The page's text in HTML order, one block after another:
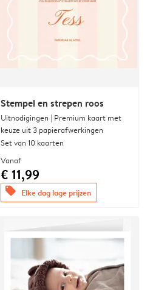
Stempel en strepen roos
Uitnodigingen | Premium kaart met
keuze uit 3 papierafwerkingen
Set van 10 kaarten
Vanaf
€ 11,99
offers Elke dag lage prijzen